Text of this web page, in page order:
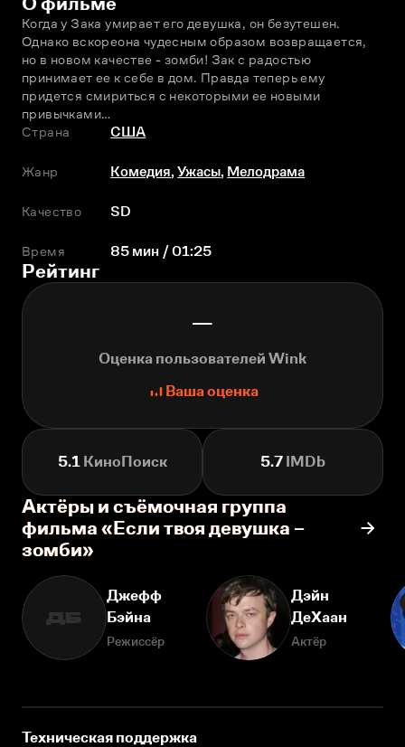
Когда у Зака умирает его девушка, он безутешен.
Однако вскореона чудесным образом возвращается,
но в новом качестве - зомби! Зак с радостью
принимает ее к себе в дом. Правда теперь ему
придется смириться с некоторыми ее новыми
привычками…
Страна
США
Жанр Комедия,Ужасы, Мелодрама
Качество SD
Время 85 мин / 01:25
Рейтинг
—
Оценка пользователей Wink
Ваша оценка
5.1КиноПоиск 5.7 IMDb
Актёры и съёмочная группа
фильма «Если твоя девушка –
зомби»
ДБ
Джефф
Бэйна
Режиссёр
Дэйн
ДеХаан
Актёр
Техническая поддержка